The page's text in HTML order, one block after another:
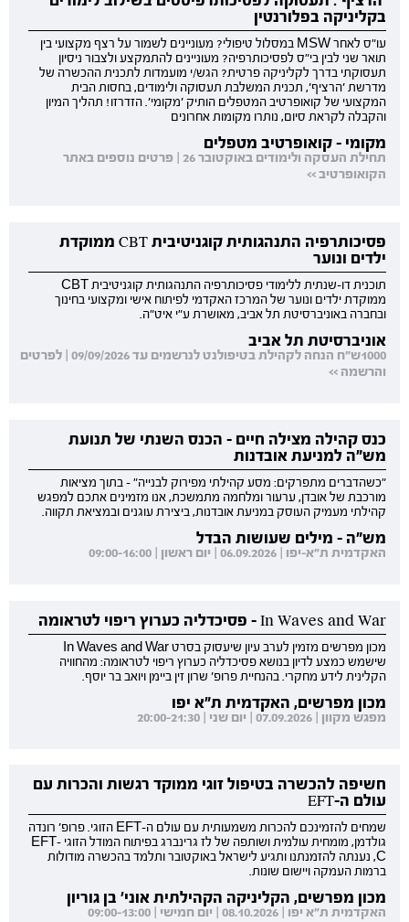
בקליניקה בפלורנטין
עו"ס לאחר MSW במסלול טיפולי? מעוניינים לשמור על רצף מקצועי בין
תואר שני לבין בי"ס לפסיכותרפיה? מעוניינים להתמקצע ולצבור ניסיון
תעסוקתי בדרך לקליניקה פרטית? הגש/י מועמדות לתכנית ההכשרה של
מדרשת 'הרציף', תכנית המשלבת תעסוקה ולימודים, בחסות הבית
המקצועי של קואופרטיב המטפלים הותיק 'מקומי'. הזדרזו! תהליך המיון
והקבלה לקראת סיום, נותרו מקומות אחרונים
מקומי - קואופרטיב מטפלים
תחילת העסקה ולימודים באוקטובר 26 | פרטים נוספים באתר
הקואופרטיב >>
פסיכותרפיה התנהגותית קוגניטיבית CBT ממוקדת
ילדים ונוער
תוכנית דו-שנתית ללימודי פסיכותרפיה התנהגותית קוגניטיבית CBT
ממוקדת ילדים ונוער של המרכז האקדמי לפיתוח אישי ומקצועי בחינוך
ובחברה באוניברסיטת תל אביב, מאושרת ע"י איט"ה.
אוניברסיטת תל אביב
1000ש"ח הנחה לקהילת בטיפולנט לנרשמים עד 09/09/2026 | לפרטים
והרשמה >>
כנס קהילה מצילה חיים - הכנס השנתי של תנועת
מש"ה למניעת אובדנות
"כשהדברים מתפרקים: מסע קהילתי מפירוק לבנייה" - בתוך מציאות
מורכבת של אובדן, ערעור ומלחמה מתמשכת, אנו מזמינים אתכם למפגש
קהילתי מעמיק העוסק במניעת אובדנות, ביצירת עוגנים ובמציאת תקווה.
מש"ה - מילים שעושות הבדל
האקדמית ת"א-יפו | 06.09.2026 | יום ראשון | 09:00-16:00
In Waves and War - פסיכדליה כערוץ ריפוי לטראומה
מכון מפרשים מזמין לערב עיון שיעסוק בסרט In Waves and War
שישמש כמצע לדיון בנושא פסיכדליה כערוץ ריפוי לטראומה: מהחוויה
הקלינית לידע מחקרי. בהנחיית פרופ' שרון זין ביימן ויואב בר יוסף.
מכון מפרשים, האקדמית ת"א יפו
מפגש מקוון | 07.09.2026 | יום שני | 20:00-21:30
חשיפה להכשרה בטיפול זוגי ממוקד רגשות והכרות עם
עולם ה-EFT
שמחים להזמינכם להכרות משמעותית עם עולם ה-EFT הזוגי. פרופ' רונדה
גולדמן, מומחית עולמית ושותפה של לז גרינברג בפיתוח המודל הזוגי EFT-
C, נענתה להזמנתנו ותגיע לישראל באוקטובר ותלמד בהכשרה מודולות
ברמות העמקה ויישום שונות.
מכון מפרשים, הקליניקה הקהילתית אוני' בן גוריון
האקדמית ת"א יפו | 08.10.2026 | יום חמישי | 09:00-13:00